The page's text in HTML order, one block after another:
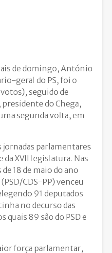
de domingo, António
geral do PS, foi o
seguido de
do Chega,
segunda volta, em
jornadas parlamentares
da XVII legislatura. Nas
18 de maio do ano
CDS-PP) venceu
91 deputados
no decurso das
quais 89 são do PSD e
força parlamentar,